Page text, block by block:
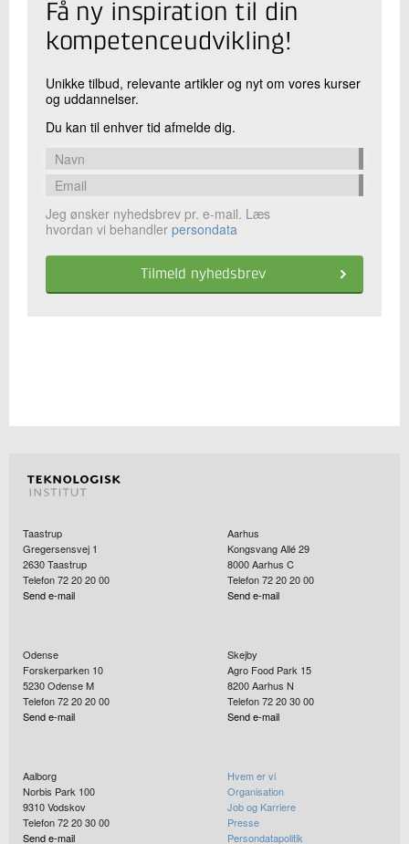
Få ny inspiration til din
kompetenceudvikling!
Unikke tilbud, relevante artikler og nyt om vores kurser
og uddannelser.
Du kan til enhver tid afmelde dig.
Jeg ønsker nyhedsbrev pr. e-mail. Læs
hvordan vi behandler persondata
Taastrup
Gregersensvej 1
2630Taastrup
Telefon 72 20 20 00
Send e-mail
Aarhus
Kongsvang Allé 29
8000Aarhus C
Telefon 72 20 20 00
Send e-mail
Odense
Forskerparken 10
5230Odense M
Telefon 72 20 20 00
Send e-mail
Skejby
Agro Food Park 15
8200Aarhus N
Telefon 72 20 30 00
Send e-mail
Aalborg
Norbis Park 100
9310Vodskov
Telefon 72 20 30 00
Send e-mail
Hvem er vi
Organisation
Job og Karriere
Presse
Persondatapolitik